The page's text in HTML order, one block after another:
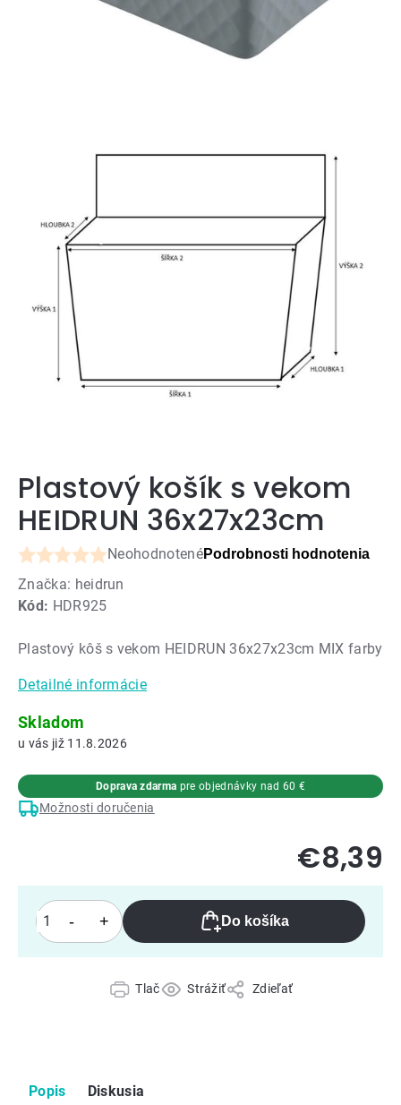
Plastový košík s vekom
HEIDRUN 36x27x23cm
Kód: HDR925
Priemerné
hodnotenie
produktu
0,0
5
hviezdičiek.
NeohodnotenéPodrobnosti hodnotenia
Značka: heidrun
Do košíka
Plastový kôš s vekom HEIDRUN 36x27x23cm MIX farby
Detailné informácie
Tlač Strážiť Zdieľať
Skladom
11.8.2026
Možnosti doručenia
Doprava zdarma pre objednávky nad 60 €
€8,39
Popis Diskusia